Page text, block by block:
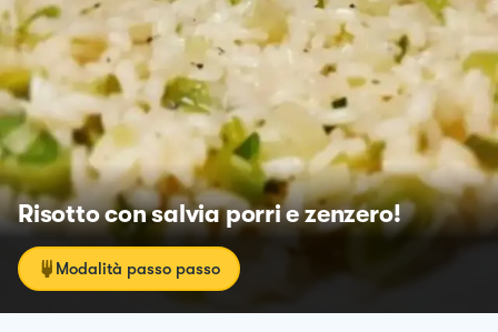
Risotto con salvia porri e zenzero!
Modalità passo passo